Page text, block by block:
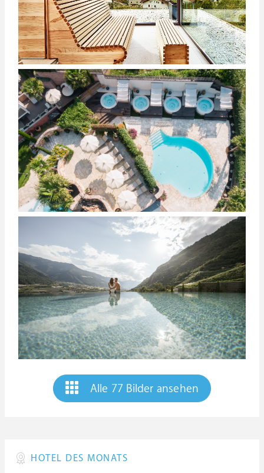
Alle 77 Bilder ansehen
HOTEL DES MONATS